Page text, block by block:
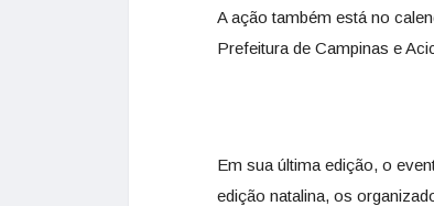
A ação também está no
Prefeitura de Campinas e
Em sua última edição, o
edição natalina, os